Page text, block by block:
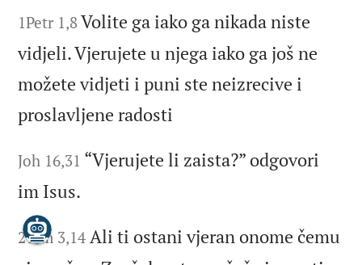
1Petr 1,8Volite ga iako ga nikada niste
vidjeli. Vjerujete u njega iako ga još ne
možete vidjeti i puni ste neizrecive i
proslavljene radosti
Joh 16,31 “Vjerujete li zaista?” odgovori
im Isus.
2Tim 3,14 Ali ti ostani vjeran onome čemu